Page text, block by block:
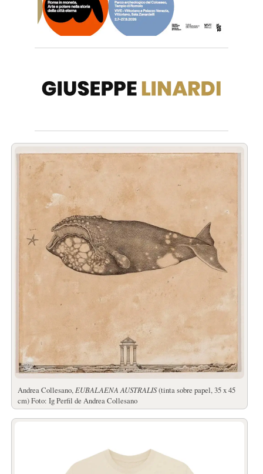
Andrea Collesano, EUBALAENA AUSTRALIS(tinta sobre papel, 35 x 45
cm) Foto: Ig Perfil de Andrea Collesano